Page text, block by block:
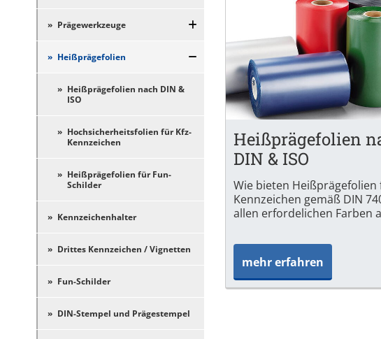
Heißprägefolien
DIN & ISO
Wie bieten Heißprägefolien
Kennzeichen gemäß DIN
allen erfordelichen Farben
mehr erfahren
Prägewerkzeuge
Heißprägefolien
Heißprägefolien nach DIN &
ISO
Hochsicherheitsfolien für Kfz-
Kennzeichen
Heißprägefolien für Fun-
Schilder
Kennzeichenhalter
Drittes Kennzeichen / Vignetten
Fun-Schilder
DIN-Stempel und Prägestempel